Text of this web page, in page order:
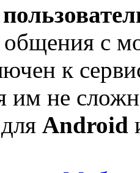
с
к
им не
Android